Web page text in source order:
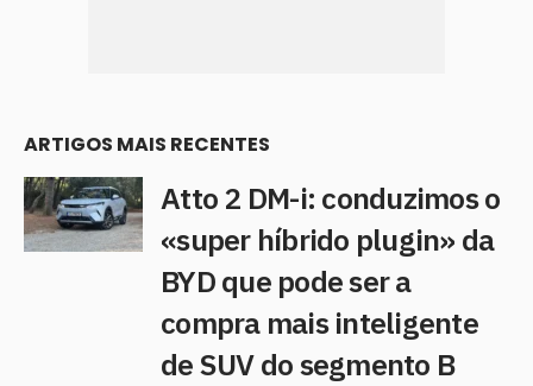
ARTIGOS MAIS RECENTES
Atto 2 DM-i: conduzimos o
«super híbrido plugin» da
BYD que pode ser a
compra mais inteligente
de SUV do segmento B